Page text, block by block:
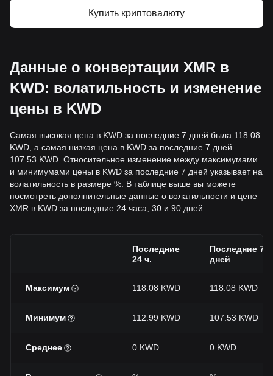
Купить криптовалюту
Данные о конвертации XMR в
KWD: волатильность и изменение
цены в KWD
Самая высокая цена в KWD за последние 7 дней была 118.08
KWD, а самая низкая цена в KWD за последние 7 дней —
107.53 KWD. Относительное изменение между максимумами
и минимумами цены в KWD за последние 7 дней указывает на
волатильность в размере %. В таблице выше вы можете
посмотреть дополнительные данные о волатильности и цене
XMR в KWD за последние 24 часа, 30 и 90 дней.
Последние
24 ч.
Последние 7
дней
Максимум 118.08 KWD 118.08 KWD
Минимум 112.99 KWD 107.53 KWD
Среднее 0 KWD 0 KWD